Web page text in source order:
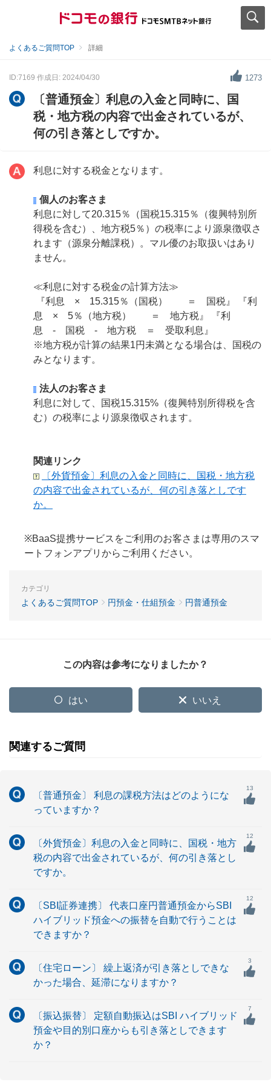
よくあるご質問TOP 詳細
ID:7169 作成日: 2024/04/30 1273
〔普通預金〕利息の入金と同時に、国
税・地方税の内容で出金されているが、
何の引き落としですか。
利息に対する税金となります。
個人のお客さま
利息に対して20.315％（国税15.315％（復興特別所
得税を含む）、地方税5％）の税率により源泉徴収さ
れます（源泉分離課税）。マル優のお取扱いはあり
ません。
≪利息に対する税金の計算方法≫
『利息 × 15.315％（国税） ＝ 国税』 『利
息 × 5％（地方税） ＝ 地方税』 『利
息 - 国税 - 地方税 ＝ 受取利息』
※地方税が計算の結果1円未満となる場合は、国税の
みとなります。
法人のお客さま
利息に対して、国税15.315%（復興特別所得税を含
む）の税率により源泉徴収されます。
関連リンク
〔外貨預金〕利息の入金と同時に、国税・地方税
の内容で出金されているが、何の引き落としです
か。
※BaaS提携サービスをご利用のお客さまは専用のスマ
ートフォンアプリからご利用ください。
カテゴリ
よくあるご質問TOP 円預金・仕組預金 円普通預金
この内容は参考になりましたか？
はい いいえ
関連するご質問
〔普通預金〕 利息の課税方法はどのようにな
っていますか？
13
〔外貨預金〕利息の入金と同時に、国税・地方
税の内容で出金されているが、何の引き落とし
ですか。
12
〔SBI証券連携〕 代表口座円普通預金からSBI
ハイブリッド預金への振替を自動で行うことは
できますか？
12
〔住宅ローン〕 繰上返済が引き落としできな
かった場合、延滞になりますか？
3
〔振込振替〕 定額自動振込はSBI ハイブリッド
預金や目的別口座からも引き落としできます
か？
7